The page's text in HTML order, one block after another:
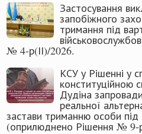
Застосування
запобіжного
тримання під
№ 4-р(ІІ)/2026.
КСУ у Рішенні у
конституційною
Дудіна
реальної
застави триманню особи
(оприлюднено Рішення № 9-